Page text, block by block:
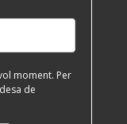
moment. Per
de